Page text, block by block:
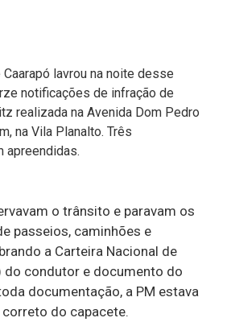
lavrou na noite desse
notificações de infração de
realizada na Avenida Dom Pedro
na Vila Planalto. Três
apreendidas.
o trânsito e paravam os
passeios, caminhões e
a Carteira Nacional de
do condutor e documento do
documentação, a PM estava
do capacete.